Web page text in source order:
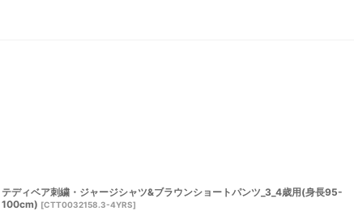
テディベア刺繍・ジャージシャツ&ブラウンショートパンツ_3_4歳用(身長95-
100cm) [CTT0032158.3-4YRS]